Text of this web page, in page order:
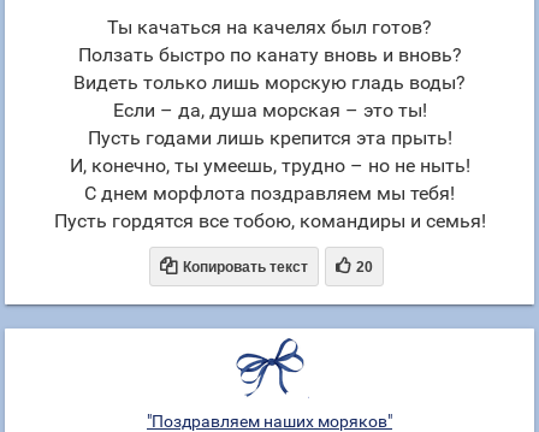
Ты качаться на качелях был готов?
Ползать быстро по канату вновь и вновь?
Видеть только лишь морскую гладь воды?
Если – да, душа морская – это ты!
Пусть годами лишь крепится эта прыть!
И, конечно, ты умеешь, трудно – но не ныть!
С днем морфлота поздравляем мы тебя!
Пусть гордятся все тобою, командиры и семья!
 Копировать текст  20
"Поздравляем наших моряков"